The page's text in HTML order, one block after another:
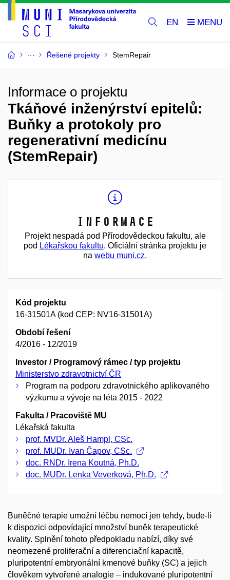
EN
Řešené projekty StemRepair
Informace o projektu
Tkáňové inženýrství epitelů:
Buňky a protokoly pro
regenerativní medicínu
(StemRepair)
Informace
Projekt nespadá pod Přírodovědeckou fakultu, ale
pod Lékařskou fakultu. Oficiální stránka projektu je
na webu muni.cz.
Kód projektu
16-31501A (kod CEP: NV16-31501A)
Období řešení
4/2016 - 12/2019
Investor / Programový rámec / typ projektu
Ministerstvo zdravotnictví ČR
Program na podporu zdravotnického aplikovaného
výzkumu a vývoje na léta 2015 - 2022
Fakulta / Pracoviště MU
Lékařská fakulta
prof. MVDr. Aleš Hampl, CSc.
prof. MUDr. Ivan Čapov, CSc.
doc. RNDr. Irena Koutná, Ph.D.
doc. MUDr. Lenka Veverková, Ph.D.
Buněčné terapie umožní léčbu nemocí jen tehdy, bude-li
k dispozici odpovídající množství buněk terapeutické
kvality. Splnění tohoto předpokladu nabízí, díky své
neomezené proliferační a diferenciační kapacitě,
pluripotentní embryonální kmenové buňky (SC) a jejich
člověkem vytvořené analogie – indukované pluripotentní